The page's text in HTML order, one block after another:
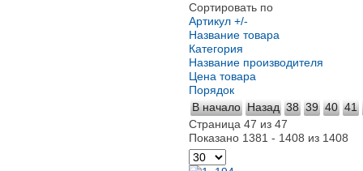
Сортировать по
Артикул +/-
Название товара
Категория
Название производителя
Цена товара
Порядок
В начало Назад 38 39 40 41
Страница 47 из 47
Показано 1381 - 1408 из 1408